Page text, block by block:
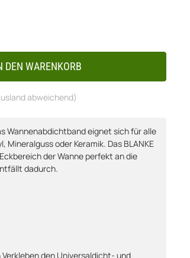
DEN WARENKORB
abweichend)
Wannenabdichtband eignet sich für alle
oder Keramik. Das BLANKE
der Wanne perfekt an die
dadurch.
den Universaldicht- und